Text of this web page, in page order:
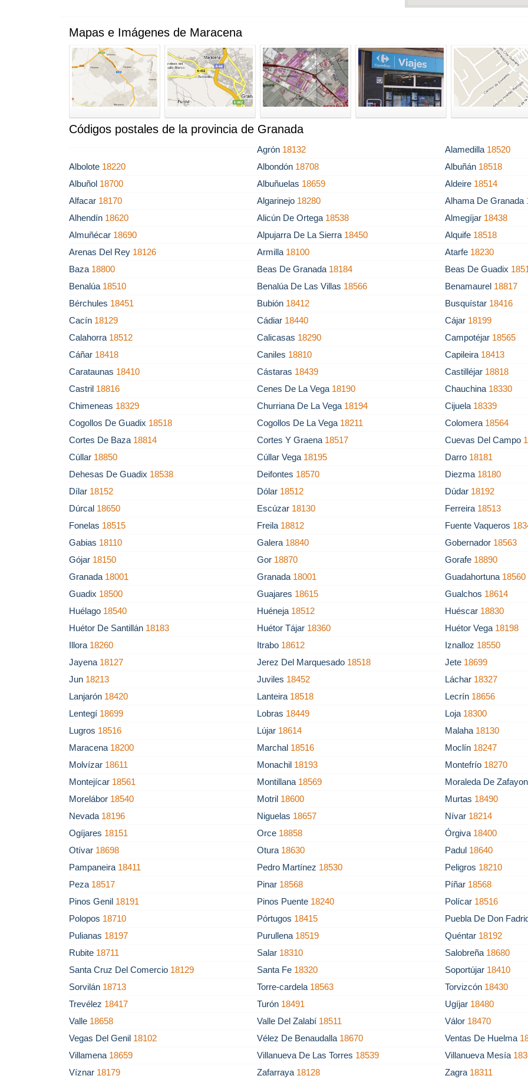
Mapas e Imágenes de Maracena
Códigos postales de la provincia de Granada
Agrón 18132 Alamedilla 18520
Albolote 18220 Albondón 18708 Albuñán 18518
Albuñol 18700 Albuñuelas 18659 Aldeire 18514
Alfacar 18170 Algarinejo 18280 Alhama De Granada
Alhendín 18620 Alicún De Ortega 18538 Almegíjar 18438
Almuñécar 18690 Alpujarra De La Sierra 18450 Alquife 18518
Arenas Del Rey 18126 Armilla 18100 Atarfe 18230
Baza 18800 Beas De Granada 18184 Beas De Guadix
Benalúa 18510 Benalúa De Las Villas 18566 Benamaurel 18817
Bérchules 18451 Bubión 18412 Busquístar 18416
Cacín 18129 Cádiar 18440 Cájar 18199
Calahorra 18512 Calicasas 18290 Campotéjar 18565
Cáñar 18418 Caniles 18810 Capileira 18413
Carataunas 18410 Cástaras 18439 Castilléjar 18818
Castril 18816 Cenes De La Vega 18190 Chauchina 18330
Chimeneas 18329 Churriana De La Vega 18194 Cijuela 18339
Cogollos De Guadix 18518 Cogollos De La Vega 18211 Colomera 18564
Cortes De Baza 18814 Cortes Y Graena 18517 Cuevas Del Campo
Cúllar 18850 Cúllar Vega 18195 Darro 18181
Dehesas De Guadix 18538 Deifontes 18570 Diezma 18180
Dílar 18152 Dólar 18512 Dúdar 18192
Dúrcal 18650 Escúzar 18130 Ferreira 18513
Fonelas 18515 Freila 18812 Fuente Vaqueros
Gabias 18110 Galera 18840 Gobernador 18563
Gójar 18150 Gor 18870 Gorafe 18890
Granada 18001 Granada 18001 Guadahortuna 18560
Guadix 18500 Guajares 18615 Gualchos 18614
Huélago 18540 Huéneja 18512 Huéscar 18830
Huétor De Santillán 18183 Huétor Tájar 18360 Huétor Vega 18198
Illora 18260 Itrabo 18612 Iznalloz 18550
Jayena 18127 Jerez Del Marquesado 18518 Jete 18699
Jun 18213 Juviles 18452 Láchar 18327
Lanjarón 18420 Lanteira 18518 Lecrín 18656
Lentegí 18699 Lobras 18449 Loja 18300
Lugros 18516 Lújar 18614 Malaha 18130
Maracena 18200 Marchal 18516 Moclín 18247
Molvízar 18611 Monachil 18193 Montefrío 18270
Montejícar 18561 Montillana 18569 Moraleda De
Morelábor 18540 Motril 18600 Murtas 18490
Nevada 18196 Niguelas 18657 Nívar 18214
Ogíjares 18151 Orce 18858 Órgiva 18400
Otívar 18698 Otura 18630 Padul 18640
Pampaneira 18411 Pedro Martínez 18530 Peligros 18210
Peza 18517 Pinar 18568 Píñar 18568
Pinos Genil 18191 Pinos Puente 18240 Polícar 18516
Polopos 18710 Pórtugos 18415 Puebla De Don
Pulianas 18197 Purullena 18519 Quéntar 18192
Rubite 18711 Salar 18310 Salobreña 18680
Santa Cruz Del Comercio 18129 Santa Fe 18320 Soportújar 18410
Sorvilán 18713 Torre-cardela 18563 Torvizcón 18430
Trevélez 18417 Turón 18491 Ugíjar 18480
Valle 18658 Valle Del Zalabí 18511 Válor 18470
Vegas Del Genil 18102 Vélez De Benaudalla 18670 Ventas De Huelma
Villamena 18659 Villanueva De Las Torres 18539 Villanueva Mesía
Víznar 18179 Zafarraya 18128 Zagra 18311